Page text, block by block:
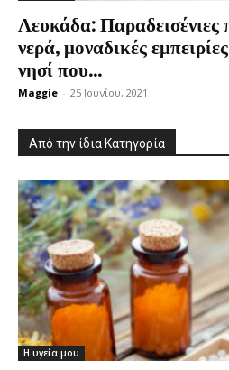
Λευκάδα: Παραδεισένιες
νερά, μοναδικές
νησί που...
Maggie - 25 Ιουνίου, 2021
Από την ίδια Κατηγορία
Η υγεία μου